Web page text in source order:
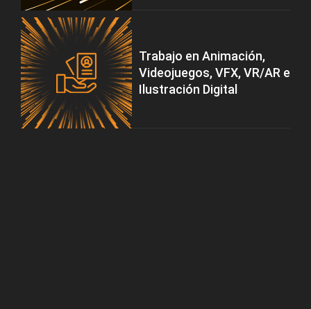
Trabajo en Animación,
Videojuegos, VFX, VR/AR e
Ilustración Digital